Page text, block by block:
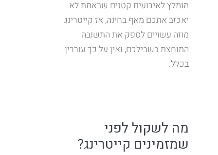
מומלץ לאירועים קטנים שבאמת לא
יאכזב אתכם מאף בחינה, אז קייטרינג
מוזה עשויים לספק את התשובה
המוחצת בשבילכם, ואין על כך עוררין
בכלל.
מה לשקול לפני
שמזמינים קייטרינג?